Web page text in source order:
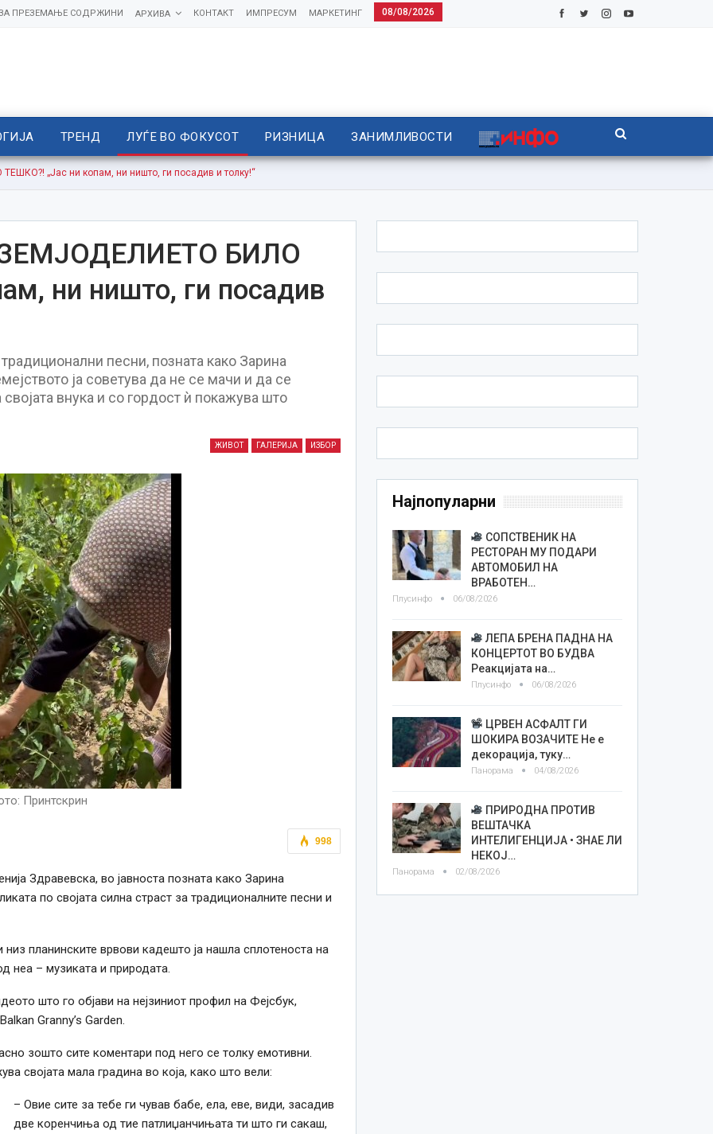
08/08/2026
МАРКЕТИНГ
ИМПРЕСУМ
КОНТАКТ
АРХИВА
ПРЕЗЕМАЊЕ СОДРЖИНИ
ТРЕНД ЛУЃЕ ВО ФОКУСОТ РИЗНИЦА ЗАНИМЛИВОСТИ
„Јас ни копам, ни ништо, ги посадив и толку!“
БИЛО
ни ништо, ги посадив
песни, позната како Зарина
ја советува да не се мачи и да се
внука и со гордост ѝ покажува што
ЖИВОТ ГАЛЕРИЈА ИЗБОР
Принтскрин
998
Здравевска, во јавноста позната како Зарина
по својата силна страст за традиционалните песни и
планинските врвови кадешто ја нашла сплотеноста на
неа – музиката и природата.
што го објави на нејзиниот профил на Фејсбук,
Granny’s Garden.
зошто сите коментари под него се толку емотивни.
својата мала градина во која, како што вели:
– Овие сите за тебе ги чував бабе, ела, еве, види, засадив
две коренчиња од тие патлиџанчињата ти што ги сакаш,
Најпопуларни
СОПСТВЕНИК НА
РЕСТОРАН МУ ПОДАРИ
АВТОМОБИЛ НА
ВРАБОТЕН…
Плусинфо 06/08/2026
ЛЕПА БРЕНА ПАДНА НА
КОНЦЕРТОТ ВО БУДВА
Реакцијата на…
Плусинфо 06/08/2026
ЦРВЕН АСФАЛТ ГИ
ШОКИРА ВОЗАЧИТЕ Не е
декорација, туку…
Панорама 04/08/2026
ПРИРОДНА ПРОТИВ
ВЕШТАЧКА
ИНТЕЛИГЕНЦИЈА • ЗНАЕ ЛИ
НЕКОЈ…
Панорама 02/08/2026